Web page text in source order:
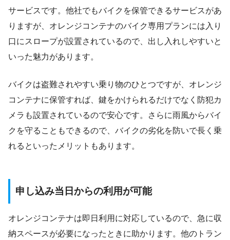
サービスです。他社でもバイクを保管できるサービスがあ
りますが、オレンジコンテナのバイク専用プランには入り
口にスロープが設置されているので、出し入れしやすいと
いった魅力があります。
バイクは盗難されやすい乗り物のひとつですが、オレンジ
コンテナに保管すれば、鍵をかけられるだけでなく防犯カ
メラも設置されているので安心です。さらに雨風からバイ
クを守ることもできるので、バイクの劣化を防いで長く乗
れるといったメリットもあります。
申し込み当日からの利用が可能
オレンジコンテナは即日利用に対応しているので、急に収
納スペースが必要になったときに助かります。他のトラン